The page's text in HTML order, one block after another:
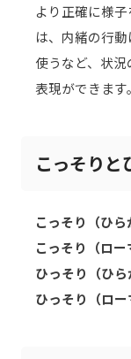
より正確に様
は、内緒の行
使うなど、状
表現ができます。
こっそりと
こっそり（ひら
こっそり（ロー
ひっそり（ひら
ひっそり（ロー